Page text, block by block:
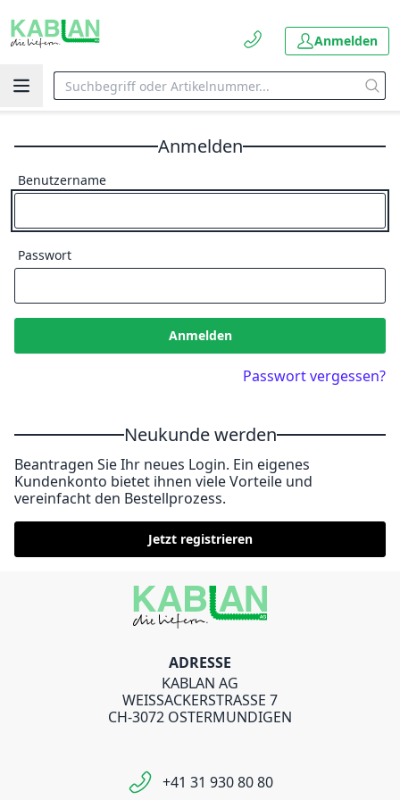
Anmelden
Anmelden
Benutzername
Passwort
Anmelden
Passwort vergessen?
Neukunde werden
Beantragen Sie Ihr neues Login. Ein eigenes
Kundenkonto bietet ihnen viele Vorteile und
vereinfacht den Bestellprozess.
Jetzt registrieren
ADRESSE
KABLAN AG
WEISSACKERSTRASSE 7
CH-3072 OSTERMUNDIGEN
+41 31 930 80 80